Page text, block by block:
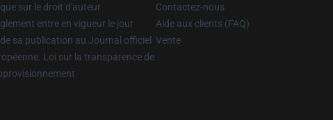
sur le droit d'auteur
entre en vigueur le jour
sa publication au Journal officiel
Loi sur la transparence de
Contactez-nous
Aide aux clients (FAQ)
Vente